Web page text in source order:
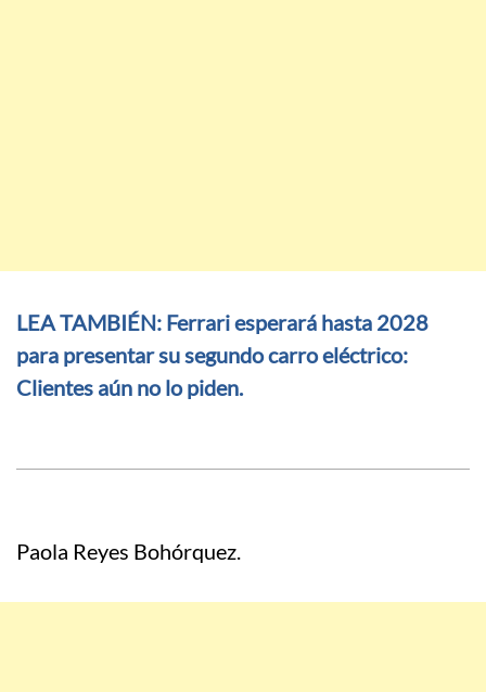
LEA TAMBIÉN: Ferrari esperará hasta 2028
para presentar su segundo carro eléctrico:
Clientes aún no lo piden.
Paola Reyes Bohórquez.